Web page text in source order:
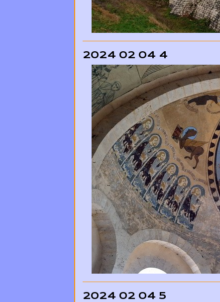
2024 02 04 4
2024 02 04 5